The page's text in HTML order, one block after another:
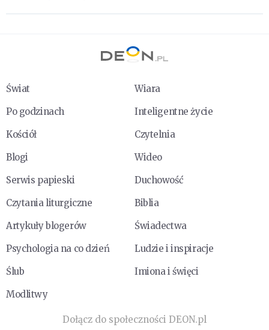
Świat
Wiara
Po godzinach
Inteligentne życie
Kościół
Czytelnia
Blogi
Wideo
Serwis papieski
Duchowość
Czytania liturgiczne
Biblia
Artykuły blogerów
Świadectwa
Psychologia na co dzień
Ludzie i inspiracje
Ślub
Imiona i święci
Modlitwy
Dołącz do społeczności DEON.pl